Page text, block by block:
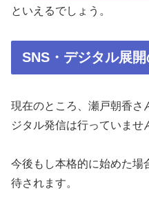
といえるでしょう。
SNS・デジタル展
現在のところ、瀬戸朝香さ
ジタル発信は行っていませ
今後もし本格的に始めた場
待されます。